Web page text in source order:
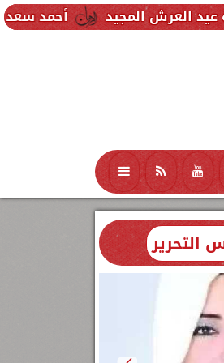
أحمد سعد يطلق «الألبوم
منوعات محافظات
التحرير